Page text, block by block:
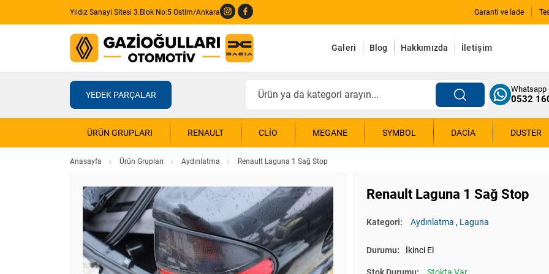
Yıldız Sanayi Sitesi 3.Blok No:5 Ostim/Ankara Garanti ve İade
Galeri Blog Hakkımızda İletişim
YEDEK PARÇALAR
Whatsapp
0532
ÜRÜN GRUPLARI RENAULT CLIO MEGANE SYMBOL DACIA DUSTER
Anasayfa Ürün Grupları Aydınlatma Renault Laguna 1 Sağ Stop
Renault Laguna 1 Sağ Stop
Kategori: Aydınlatma , Laguna
Durumu: İkinci El